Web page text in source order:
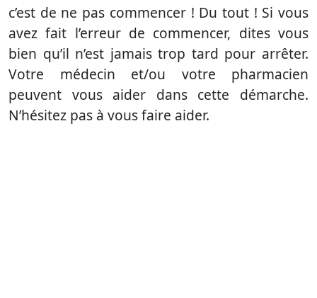
c’est de ne pas commencer ! Du tout ! Si vous
avez fait l’erreur de commencer, dites vous
bien qu’il n’est jamais trop tard pour arrêter.
Votre médecin et/ou votre pharmacien
peuvent vous aider dans cette démarche.
N’hésitez pas à vous faire aider.